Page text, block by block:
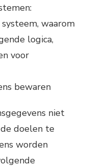
waarom
logica,
voor
bewaren
niet
doelen te
worden